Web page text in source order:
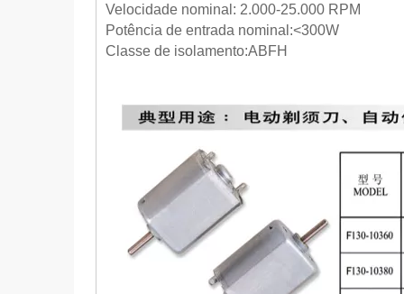
Velocidade nominal: 2.000-25.000 RPM
Potência de entrada nominal:<300W
Classe de isolamento:ABFH